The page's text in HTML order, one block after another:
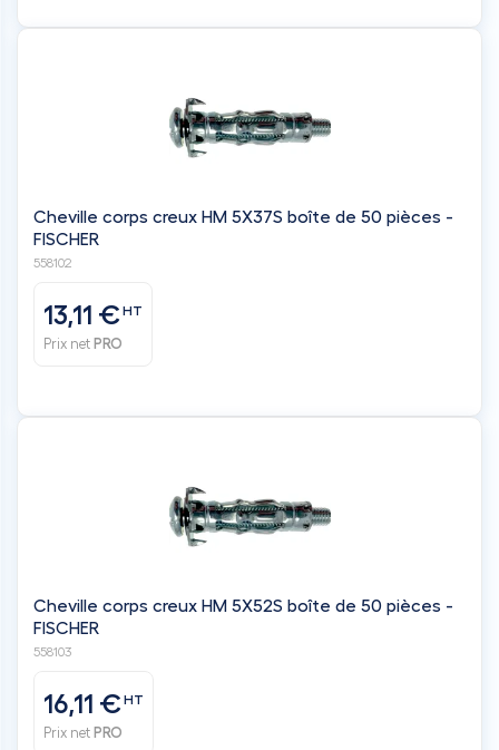
Cheville corps creux HM 5X37S boîte de 50 pièces -
FISCHER
558102
13,11 €HT
Prix net PRO
Cheville corps creux HM 5X52S boîte de 50 pièces -
FISCHER
558103
16,11 €HT
Prix net PRO